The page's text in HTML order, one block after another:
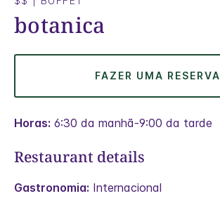
botanica
FAZER UMA RESERVA
Horas: 6:30 da manhã-9:00 da tarde
Restaurant details
Gastronomia: Internacional